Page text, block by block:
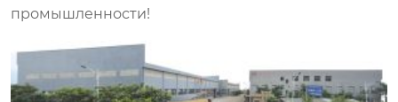
промышленности!